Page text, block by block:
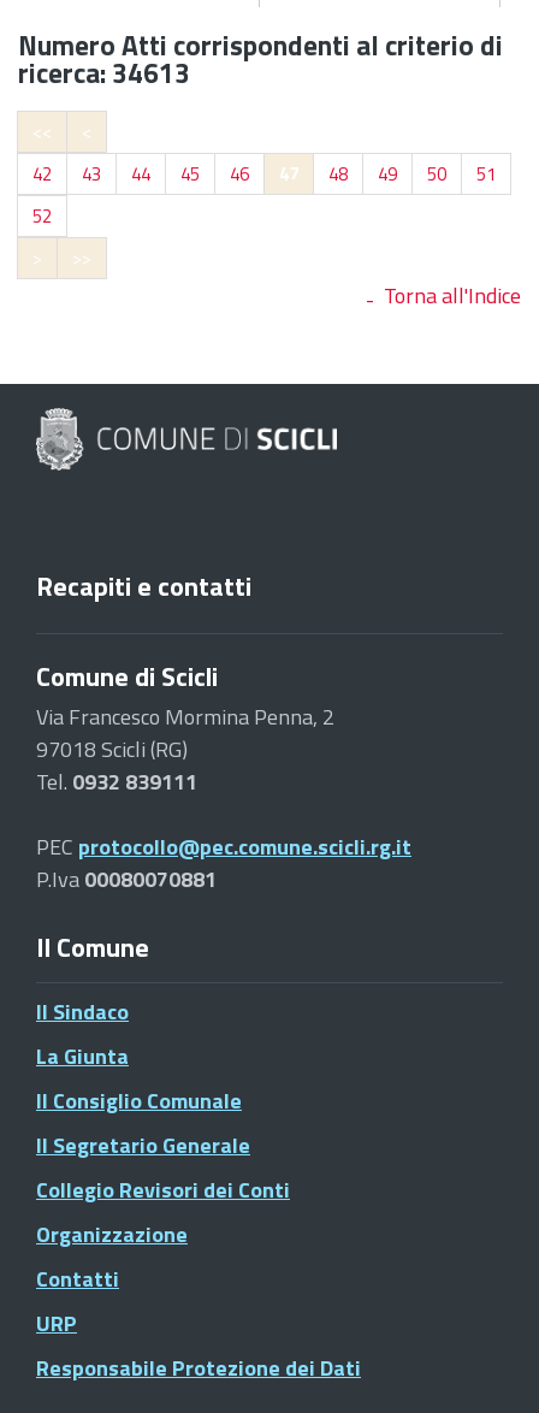
Numero Atti corrispondenti al criterio di
ricerca: 34613
<<
<
42
43 44 45 46 47 48 49 50
51
52
>
>>
Torna all'Indice
Recapiti e contatti
Comune di Scicli
Via Francesco Mormina Penna, 2
97018 Scicli (RG)
Tel. 0932 839111
PEC protocollo@pec.comune.scicli.rg.it
P.Iva00080070881
Il Comune
Il Sindaco
La Giunta
Il Consiglio Comunale
Il Segretario Generale
Collegio Revisori dei Conti
Organizzazione
Contatti
URP
Responsabile Protezione dei Dati